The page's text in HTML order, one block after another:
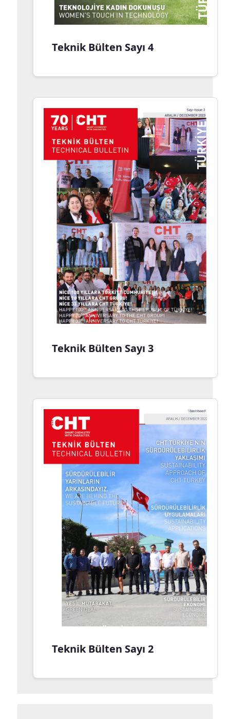
Teknik Bülten Sayı 4
Teknik Bülten Sayı 3
Teknik Bülten Sayı 2